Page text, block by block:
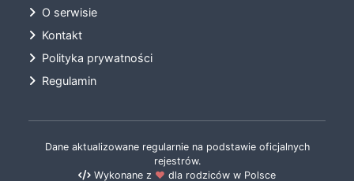
O serwisie
Kontakt
Polityka prywatności
Regulamin
Dane aktualizowane regularnie na podstawie oficjalnych
rejestrów.
Wykonane z ❤️ dla rodziców w Polsce